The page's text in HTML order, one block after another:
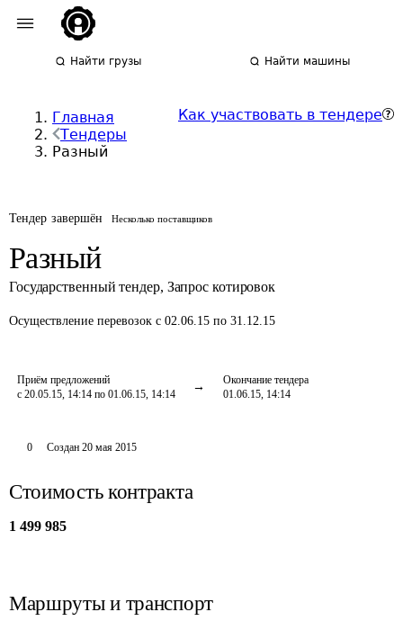
Найти грузы Найти машины
Главная
Тендеры
Разный
Как участвовать в тендере
Тендер завершён Несколько поставщиков
Разный
Государственный тендер, Запрос котировок
Осуществление перевозок с 02.06.15 по 31.12.15
Приём предложений
с 20.05.15, 14:14 по 01.06.15, 14:14
Окончание тендера
01.06.15, 14:14
0 Создан 20 мая 2015
Стоимость контракта
1 499 985
Маршруты и транспорт